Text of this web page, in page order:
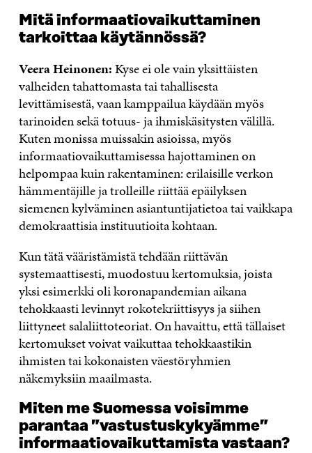
Mitä informaatiovaikuttaminen
tarkoittaa käytännössä?
Veera Heinonen:Kyse ei ole vain yksittäisten
valheiden tahattomasta tai tahallisesta
levittämisestä, vaan kamppailua käydään myös
tarinoiden sekä totuus- ja ihmiskäsitysten välillä.
Kuten monissa muissakin asioissa, myös
informaatiovaikuttamisessa hajottaminen on
helpompaa kuin rakentaminen: erilaisille verkon
hämmentäjille ja trolleille riittää epäilyksen
siemenen kylväminen asiantuntijatietoa tai vaikkapa
demokraattisia instituutioita kohtaan.
Kun tätä vääristämistä tehdään riittävän
systemaattisesti, muodostuu kertomuksia, joista
yksi esimerkki oli koronapandemian aikana
tehokkaasti levinnyt rokotekriittisyys ja siihen
liittyneet salaliittoteoriat. On havaittu, että tällaiset
kertomukset voivat vaikuttaa tehokkaastikin
ihmisten tai kokonaisten väestöryhmien
näkemyksiin maailmasta.
Miten me Suomessa voisimme
parantaa ”vastustuskykyämme”
informaatiovaikuttamista vastaan?